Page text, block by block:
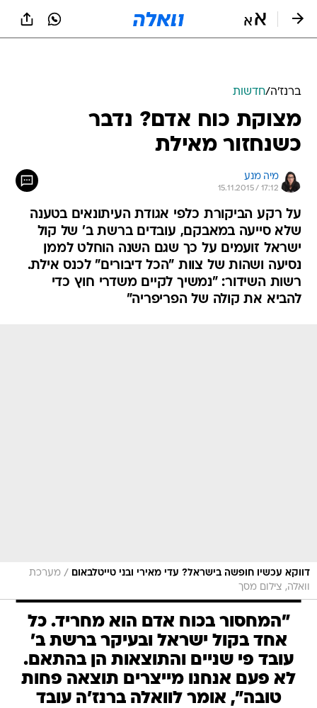
ברנז'ה/חדשות
מצוקת כוח אדם? נדבר
כשנחזור מאילת
מיה מנע
15.11.2015 / 17:12
על רקע הביקורת כלפי אגודת העיתונאים בטענה
שלא סייעה במאבקם, עובדים ברשת ב' של קול
ישראל זועמים על כך שגם השנה הוחלט לממן
נסיעה ושהות של צוות "הכל דיבורים" לכנס אילת.
רשות השידור: "נמשיך לקיים משדרי חוץ כדי
להביא את קולה של הפריפריה"
דווקא עכשיו חופשה בישראל? עדי מאירי ובני טייטלבאום / מערכת
וואלה, צילום מסך
"המחסור בכוח אדם הוא מחריד. כל
אחד בקול ישראל ובעיקר ברשת ב'
עובד פי שניים והתוצאות הן בהתאם.
לא פעם אנחנו מייצרים תוצאה פחות
טובה", אומר לוואלה ברנז'ה עובד